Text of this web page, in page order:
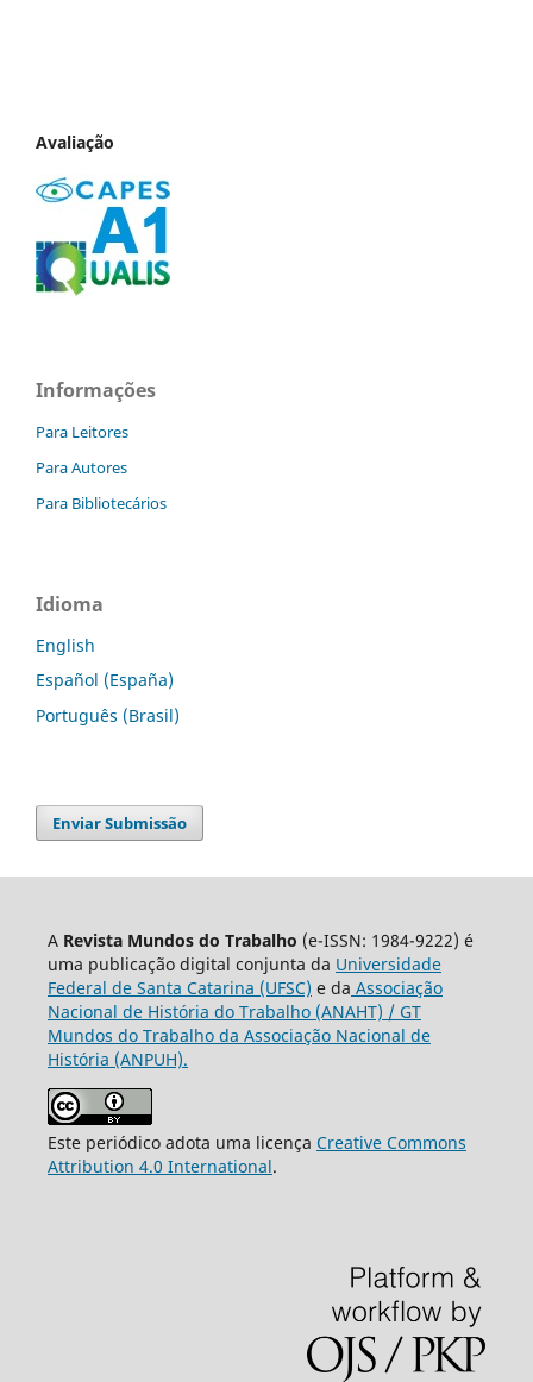
Avaliação
Informações
Para Leitores
Para Autores
Para Bibliotecários
Idioma
English
Español (España)
Português (Brasil)
Enviar Submissão
A Revista Mundos do Trabalho (e-ISSN: 1984-9222) é
uma publicação digital conjunta da Universidade
Federal de Santa Catarina (UFSC) e da Associação
Nacional de História do Trabalho (ANAHT) / GT
Mundos do Trabalho da Associação Nacional de
História (ANPUH).
Este periódico adota uma licença Creative Commons
Attribution 4.0 International.